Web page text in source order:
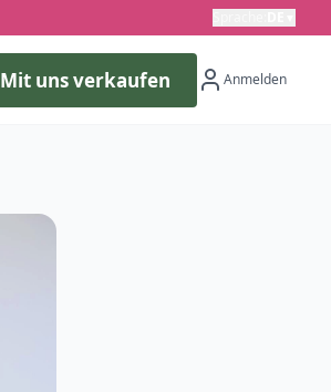
Mit uns verkaufen Anmelden